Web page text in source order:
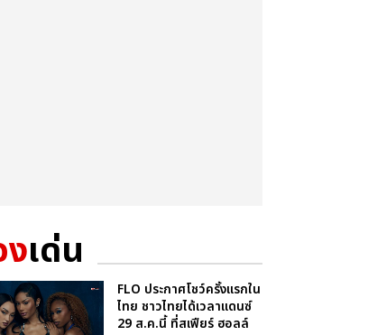
งเด่น
FLO ประกาศโชว์ครั้งแรกใน
ไทย ชาวไทยได้เวลาแดนซ์
29 ส.ค.นี้ ที่สเฟียร์ ฮอลล์